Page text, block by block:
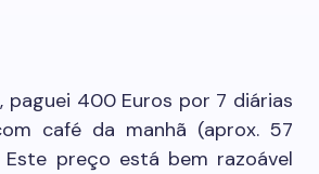
paguei 400 Euros por 7 diárias
café da manhã (aprox. 57
Este preço está bem razoável